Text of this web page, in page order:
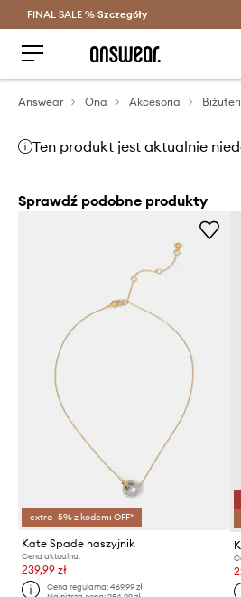
Oszczędzaj z Answear
FINAL SALE % Szczegóły
Answear Ona Akcesoria
Ten produkt jest aktualnie
Sprawdź podobne produkty
extra -5% z kodem: OFF*
Kate Spade naszyjnik
Cena aktualna:
239,99 zł
Cena regularna:469,99 zł